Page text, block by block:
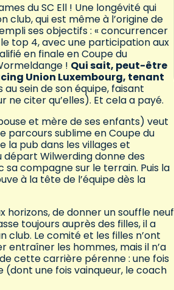
du SC Ell ! Une longévité qui
club, qui est même à l’origine de
ses objectifs : « concurrencer
le top 4, avec une participation aux
en finale en Coupe du
! Qui sait, peut-être
Union Luxembourg, tenant
sein de son équipe, faisant
ne citer qu’elles). Et cela a payé.
et mère de ses enfants) veut
parcours sublime en Coupe du
la pub dans les villages et
départ Wilwerding donne des
compagne sur le terrain. Puis la
à la tête de l’équipe dès la
horizons, de donner un souffle neuf
toujours auprès des filles, il a
club. Le comité et les filles n’ont
entraîner les hommes, mais il n’a
cette carrière pérenne : une fois
une fois vainqueur, le coach